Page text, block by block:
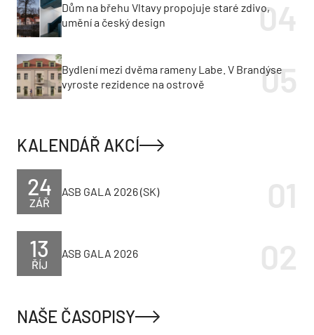
Dům na břehu Vltavy propojuje staré zdivo,
umění a český design
Bydlení mezi dvěma rameny Labe. V Brandýse
vyroste rezidence na ostrově
KALENDÁŘ AKCÍ
ZÁŘ
24 ASB GALA 2026 (SK)
ŘÍJ
13 ASB GALA 2026
NAŠE ČASOPISY